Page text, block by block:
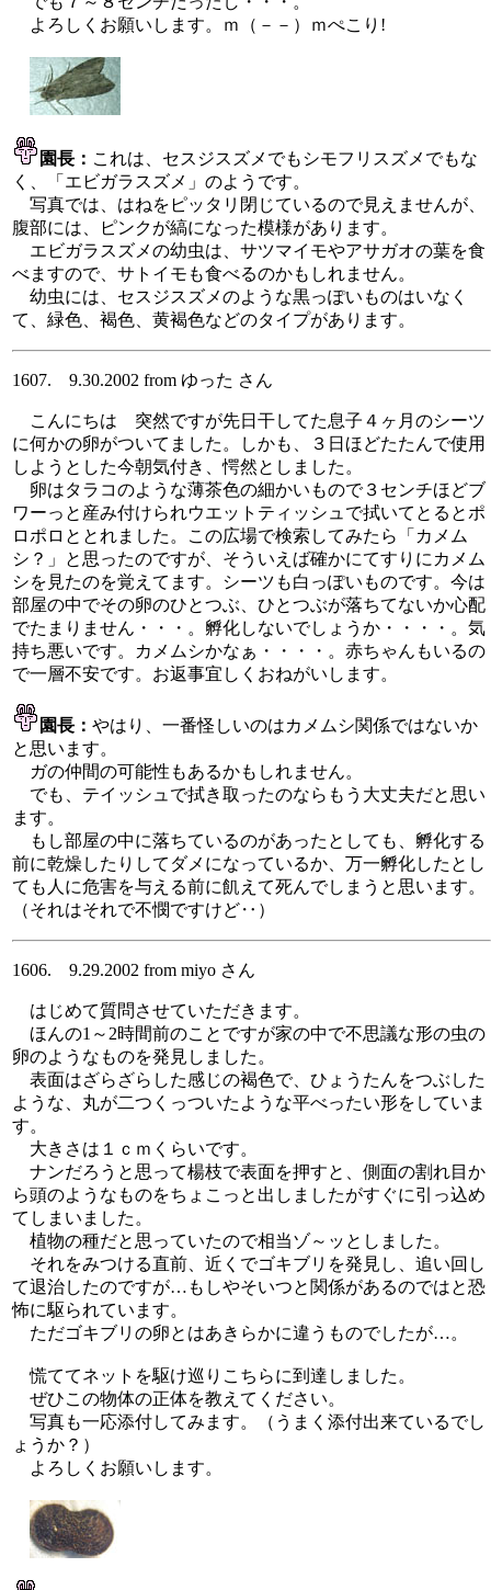
よろしくお願いします。ｍ（－－）ｍぺこり!
園長： これは、セスジスズメでもシモフリスズメでもな
く、「エビガラスズメ」のようです。
写真では、はねをピッタリ閉じているので見えませんが、
腹部には、ピンクが縞になった模様があります。
エビガラスズメの幼虫は、サツマイモやアサガオの葉を食
べますので、サトイモも食べるのかもしれません。
幼虫には、セスジスズメのような黒っぽいものはいなく
て、緑色、褐色、黄褐色などのタイプがあります。
1607. 9.30.2002 from ゆった さん
こんにちは 突然ですが先日干してた息子４ヶ月のシーツ
に何かの卵がついてました。しかも、３日ほどたたんで使用
しようとした今朝気付き、愕然としました。
卵はタラコのような薄茶色の細かいもので３センチほどブ
ワーっと産み付けられウエットティッシュで拭いてとるとポ
ロポロととれました。この広場で検索してみたら「カメム
シ？」と思ったのですが、そういえば確かにてすりにカメム
シを見たのを覚えてます。シーツも白っぽいものです。今は
部屋の中でその卵のひとつぶ、ひとつぶが落ちてないか心配
でたまりません・・・。孵化しないでしょうか・・・・。気
持ち悪いです。カメムシかなぁ・・・・。赤ちゃんもいるの
で一層不安です。お返事宜しくおねがいします。
園長： やはり、一番怪しいのはカメムシ関係ではないか
と思います。
ガの仲間の可能性もあるかもしれません。
でも、テイッシュで拭き取ったのならもう大丈夫だと思い
ます。
もし部屋の中に落ちているのがあったとしても、孵化する
前に乾燥したりしてダメになっているか、万一孵化したとし
ても人に危害を与える前に飢えて死んでしまうと思います。
（それはそれで不憫ですけど‥）
1606. 9.29.2002 from miyo さん
はじめて質問させていただきます。
ほんの1～2時間前のことですが家の中で不思議な形の虫の
卵のようなものを発見しました。
表面はざらざらした感じの褐色で、ひょうたんをつぶした
ような、丸が二つくっついたような平べったい形をしていま
す。
大きさは１ｃｍくらいです。
ナンだろうと思って楊枝で表面を押すと、側面の割れ目か
ら頭のようなものをちょこっと出しましたがすぐに引っ込め
てしまいました。
植物の種だと思っていたので相当ゾ～ッとしました。
それをみつける直前、近くでゴキブリを発見し、追い回し
て退治したのですが…もしやそいつと関係があるのではと恐
怖に駆られています。
ただゴキブリの卵とはあきらかに違うものでしたが…。
慌ててネットを駆け巡りこちらに到達しました。
ぜひこの物体の正体を教えてください。
写真も一応添付してみます。（うまく添付出来ているでし
ょうか？）
よろしくお願いします。